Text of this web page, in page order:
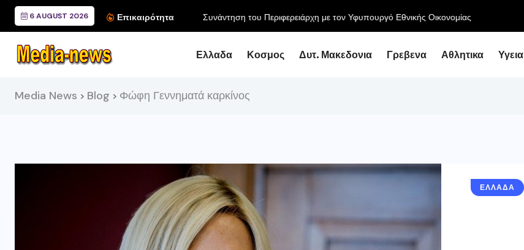
6 AUGUST 2026 Επικαιρότητα Συνάντηση του Περιφερειάρχη με τον Υφυπουργό Εθνικής Οικονομίας...
Ελλαδα Κοσμος Δυτ. Μακεδονια Γρεβενα Αθλητικα Υγεια
Media News > Blog > Φώφη Γεννηματά καρκίνος
ΕΛΛΑΔΑ